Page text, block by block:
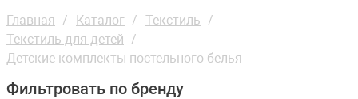
Главная Каталог
Текстиль
Текстиль для детей
Детские комплекты постельного белья
Фильтровать по бренду